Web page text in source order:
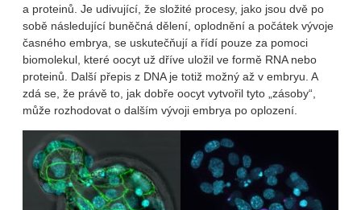
a proteinů. Je udivující, že složité procesy, jako jsou dvě po
sobě následující buněčná dělení, oplodnění a počátek vývoje
časného embrya, se uskutečňují a řídí pouze za pomoci
biomolekul, které oocyt už dříve uložil ve formě RNA nebo
proteinů. Další přepis z DNA je totiž možný až v embryu. A
zdá se, že právě to, jak dobře oocyt vytvořil tyto „zásoby“,
může rozhodovat o dalším vývoji embrya po oplození.